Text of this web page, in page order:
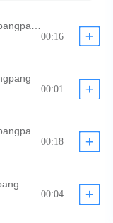
pangpang
00:16
00:01
pangpang
00:18
00:04